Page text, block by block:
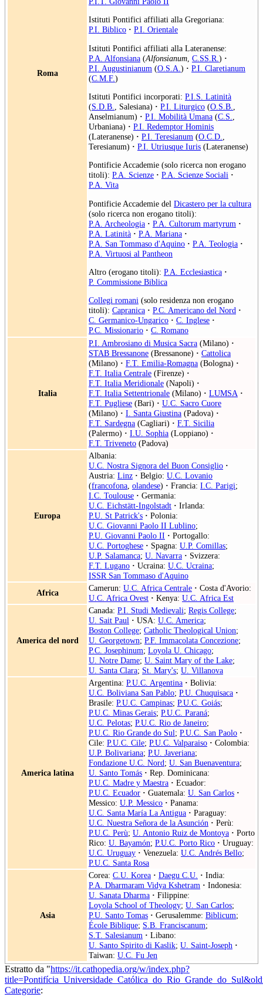
Roma
Istituti Pontifici affiliati alla Gregoriana:
P.I. Biblico · P.I. Orientale
Istituti Pontifici affiliati alla Lateranense:
P.A. Alfonsiana (Alfonsianum C.SS.R. ) ·
P.I. Augustinianum (O.S.A. ) · P.I. Claretianum
(C.M.F.)
Istituti Pontifici incorporati: P.I.S. Latinità
(S.D.B. , Salesiana) · P.I. Liturgico (O.S.B.
Anselmianum) · P.I. Mobilità Umana (C.S.
Urbaniana) · P.I. Redemptor Hominis
(Lateranense) · P.I. Teresianum (O.C.D.
Teresianum) · P.I. Utriusque Iuris (Lateranense)
Pontificie Accademie (solo ricerca non erogano
titoli): P.A. Scienze · P.A. Scienze Sociali ·
P.A. Vita
Pontificie Accademie del Dicastero per la cultura
(solo ricerca non erogano titoli):
P.A. Archeologia · P.A. Cultorum martyrum ·
P.A. Latinità · P.A. Mariana ·
P.A. San Tommaso d'Aquino · P.A. Teologia ·
P.A. Virtuosi al Pantheon
Altro (erogano titoli): P.A. Ecclesiastica ·
P. Commissione Biblica
Collegi romani (solo residenza non erogano
titoli): Capranica · P.C. Americano del Nord ·
C. Germanico-Ungarico · C. Inglese ·
P.C. Missionario · C. Romano
Italia
P.I. Ambrosiano di Musica Sacra (Milano) ·
STAB Bressanone (Bressanone) · Cattolica
(Milano) · F.T. Emilia-Romagna (Bologna) ·
F.T. Italia Centrale (Firenze) ·
F.T. Italia Meridionale (Napoli) ·
F.T. Italia Settentrionale (Milano) · LUMSA ·
F.T. Pugliese (Bari) · U.C. Sacro Cuore
(Milano) · I. Santa Giustina (Padova) ·
F.T. Sardegna (Cagliari) · F.T. Sicilia
(Palermo) · I.U. Sophia (Loppiano) ·
F.T. Triveneto (Padova)
Europa
Albania:
U.C. Nostra Signora del Buon Consiglio ·
Austria: Linz · Belgio: U.C. Lovanio
(francofona olandese) · Francia: I.C. Parigi;
I.C. Toulouse · Germania:
U.C. Eichstätt-Ingolstadt · Irlanda:
P.U. St Patrick's · Polonia:
U.C. Giovanni Paolo II Lublino;
P.U. Giovanni Paolo II · Portogallo:
U.C. Portoghese · Spagna: U.P. Comillas;
U.P. Salamanca; U. Navarra · Svizzera:
F.T. Lugano · Ucraina: U.C. Ucraina;
ISSR San Tommaso d'Aquino
Africa
Camerun: U.C. Africa Centrale · Costa d'Avorio:
U.C. Africa Ovest · Kenya: U.C. Africa Est
America del nord
Canada: P.I. Studi Medievali; Regis College;
U. Sait Paul · USA: U.C. America;
Boston College; Catholic Theological Union;
U. Georgetown; P.F. Immacolata Concezione;
P.C. Josephinum; Loyola U. Chicago;
U. Notre Dame; U. Saint Mary of the Lake;
U. Santa Clara; St. Mary's; U. Villanova
America latina
Argentina: P.U.C. Argentina · Bolivia:
U.C. Boliviana San Pablo; P.U. Chuquisaca ·
Brasile: P.U.C. Campinas; P.U.C. Goiás;
P.U.C. Minas Gerais; P.U.C. Paraná;
U.C. Pelotas; P.U.C. Rio de Janeiro;
P.U.C. Rio Grande do Sul; P.U.C. San Paolo ·
Cile: P.U.C. Cile; P.U.C. Valparaiso · Colombia:
U.P. Bolivariana; P.U. Javeriana;
Fondazione U.C. Nord; U. San Buenaventura;
U. Santo Tomás · Rep. Dominicana:
P.U.C. Madre y Maestra · Ecuador:
P.U.C. Ecuador · Guatemala: U. San Carlos ·
Messico: U.P. Messico · Panama:
U.C. Santa María La Antigua · Paraguay:
U.C. Nuestra Señora de la Asunción · Perù:
P.U.C. Perù; U. Antonio Ruiz de Montoya · Porto
Rico: U. Bayamón; P.U.C. Porto Rico · Uruguay:
U.C. Uruguay · Venezuela: U.C. Andrés Bello;
P.U.C. Santa Rosa
Asia
Corea: C.U. Korea · Daegu C.U. · India:
P.A. Dharmaram Vidya Kshetram · Indonesia:
U. Sanata Dharma · Filippine:
Loyola School of Theology; U. San Carlos;
P.U. Santo Tomas · Gerusalemme: Biblicum;
École Biblique; S.B. Franciscanum;
S.T. Salesianum · Libano:
U. Santo Spirito di Kaslik; U. Saint-Joseph ·
Taiwan: U.C. Fu Jen
Estratto da "https://it.cathopedia.org/w/index.php?
Categorie: